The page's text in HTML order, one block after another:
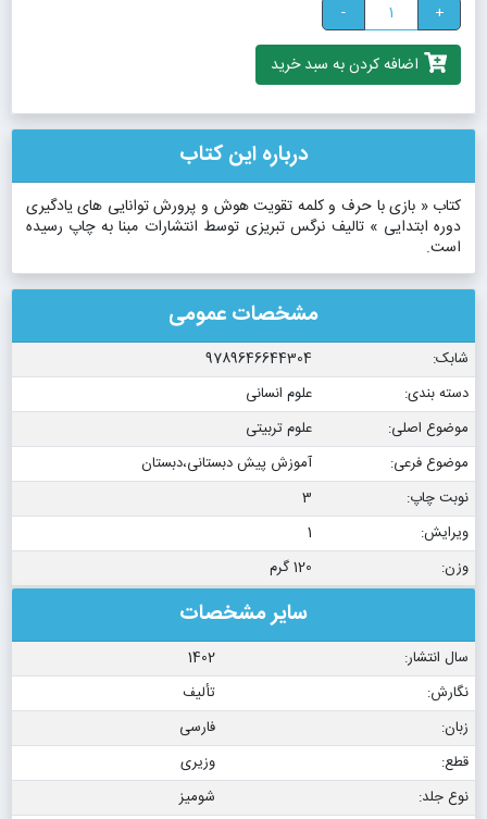
+
-
اضافه کردن به سبد خرید
درباره این کتاب
کتاب « بازی با حرف و کلمه تقویت هوش و پرورش توانایی های یادگیری
دوره ابتدایی » تالیف نرگس تبریزی توسط انتشارات مبنا به چاپ رسیده
است.
مشخصات عمومی
شابک:
9789646644304
دسته بندی:
علوم انسانی
موضوع اصلی:
علوم تربیتی
موضوع فرعی:
آموزش پیش دبستانی،دبستان
نوبت چاپ:
3
ویرایش:
1
وزن:
120 گرم
سایر مشخصات
سال انتشار:
1402
نگارش:
تألیف
زبان:
فارسی
قطع:
وزیری
نوع جلد:
شومیز